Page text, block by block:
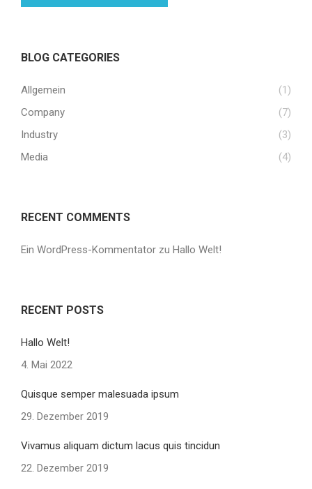
BLOG CATEGORIES
Allgemein
(1)
Company
(7)
Industry
(3)
Media
(4)
RECENT COMMENTS
Ein WordPress-Kommentator zu Hallo Welt!
RECENT POSTS
Hallo Welt!
4. Mai 2022
Quisque semper malesuada ipsum
29. Dezember 2019
Vivamus aliquam dictum lacus quis tincidun
22. Dezember 2019